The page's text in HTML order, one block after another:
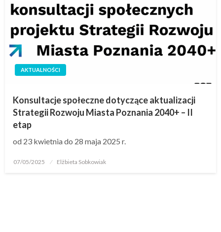
AKTUALNOŚCI
Konsultacje społeczne dotyczące aktualizacji
Strategii Rozwoju Miasta Poznania 2040+ – II
etap
od 23 kwietnia do 28 maja 2025 r.
07/05/2025 Elżbieta Sobkowiak